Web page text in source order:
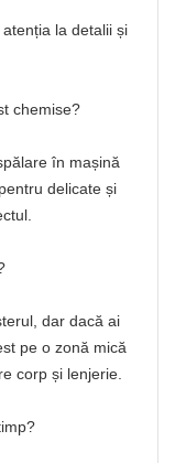
la detalii și
chemise?
în mașină
delicate și
dar dacă ai
pe o zonă mică
corp și lenjerie.